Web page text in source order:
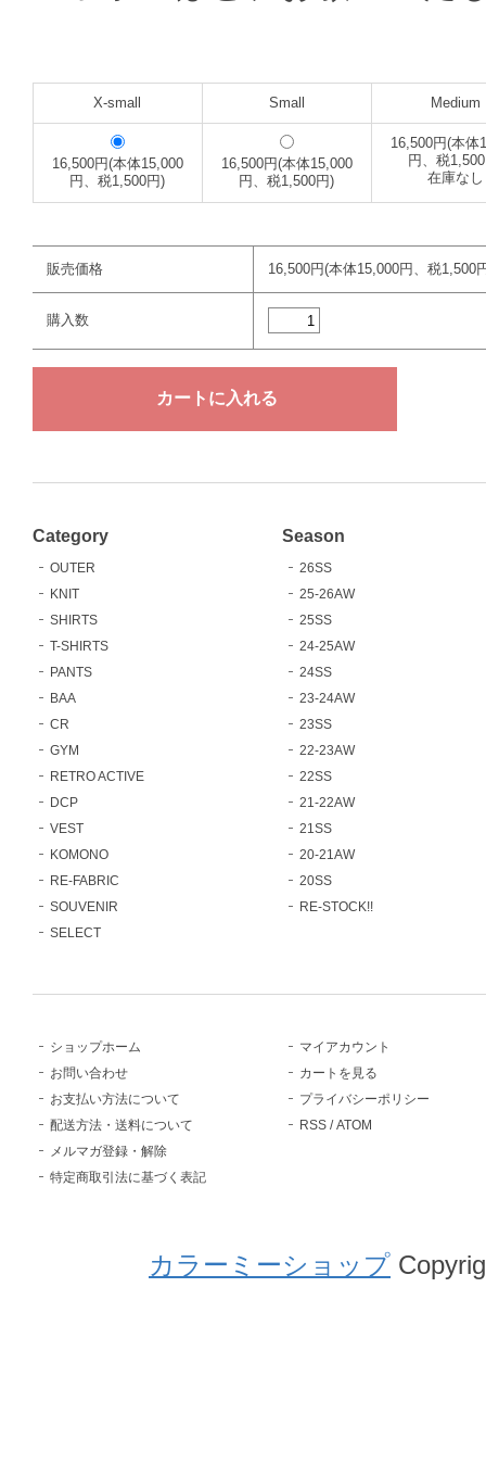
X-small Small Medium
16,500円(本体15,000
円、税1,500円)
16,500円(本体15,000
円、税1,500円)
16,500円(本体
円、税
在庫なし
販売価格 16,500円(本体15,000円、税1,500
購入数
Category
OUTER
KNIT
SHIRTS
T-SHIRTS
PANTS
BAA
CR
GYM
RETRO ACTIVE
DCP
VEST
KOMONO
RE-FABRIC
SOUVENIR
SELECT
Season
26SS
25-26AW
25SS
24-25AW
24SS
23-24AW
23SS
22-23AW
22SS
21-22AW
21SS
20-21AW
20SS
RE-STOCK!!
ショップホーム
お問い合わせ
お支払い方法について
配送方法・送料について
メルマガ登録・解除
特定商取引法に基づく表記
マイアカウント
カートを見る
プライバシーポリシー
RSS /ATOM
カラーミーショップ